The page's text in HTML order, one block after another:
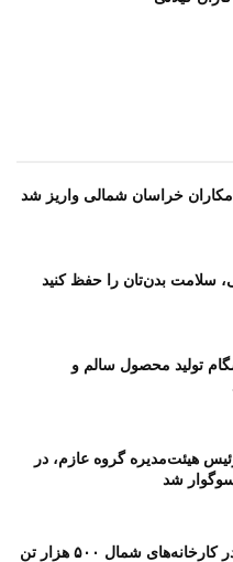
سلامت بدن‌تان را حفظ کنید
تولید محصول سالم و
هیئت‌مدیره گروه عازم، در
شد
حداقل موجودی برنج در کارخانه‌های شمال ۵۰۰ هزار تن